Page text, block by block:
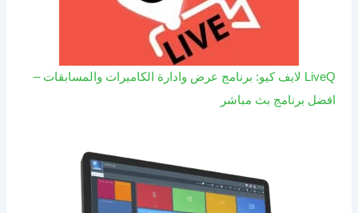
LiveQ لايف كيو: برنامج عرض وادارة الكاميرات والمسابقات –
افضل برنامج بث مباشر